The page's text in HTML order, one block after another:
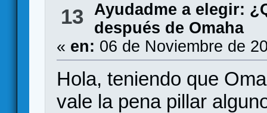
13 Ayudadme a elegir:
después de Omaha
« en: 06 de Noviembre de
Hola, teniendo que
vale la pena pillar